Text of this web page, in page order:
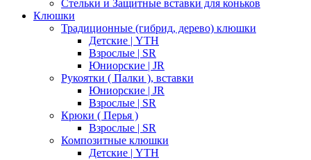
Стельки и Защитные вставки для коньков
Клюшки
Традиционные (гибрид, дерево) клюшки
Детские | YTH
Взрослые | SR
Юниорские | JR
Рукоятки ( Палки ), вставки
Юниорские | JR
Взрослые | SR
Крюки ( Перья )
Взрослые | SR
Композитные клюшки
Детские | YTH